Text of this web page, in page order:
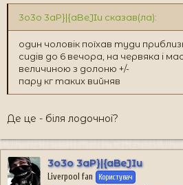
3o3o 3aP}|{aBeJIu сказав(ла):
один чоловік поїхав туди
сидів до 6 вечора, на червяка і
величиною з долоню +/-
пару кг таких вийняв
Де це - біля лодочної?
3o3o 3aP}|{aBeJIu
Liverpool fan Користувач